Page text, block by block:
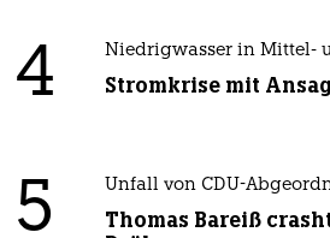
4 Niedrigwasser in Mittel-
Stromkrise mit
5 Unfall von CDU-
Thomas Bareiß